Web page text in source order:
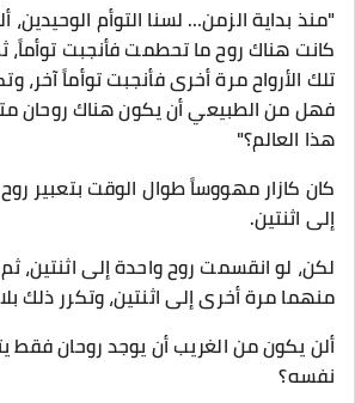
"منذ بداية الزمن… لسنا التوأم
كانت هناك روح ما تحطمت فأنجبت
تلك الأرواح مرة أخرى فأنجبت توأماً آخر،
فهل من الطبيعي أن يكون هناك روحان
هذا العالم؟"
كان كازار مهووساً طوال الوقت بتعبير
إلى اثنتين.
لكن، لو انقسمت روح واحدة إلى
منهما مرة أخرى إلى اثنتين، وتكرر ذلك
ألن يكون من الغريب أن يوجد روحان فقط
نفسه؟